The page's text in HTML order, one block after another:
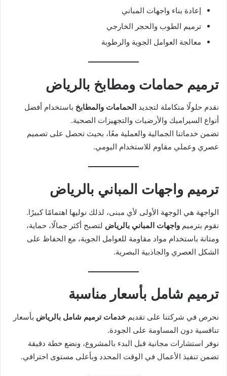
إعادة بناء واجهات المباني
ترميم الطوب والحجر الخارجي
معالجة العوامل الجوية والرطوبة
ترميم حمامات ومطابخ بالرياض
نقدم حلولًا متكاملة لتجديد الحمامات والمطابخ باستخدام أفضل
أنواع السيراميك والأرضيات والتجهيزات الصحية.
تضمن خدماتنا الجمالية والعملية معًا، بحيث تحصل على تصميم
عصري وعملي مقاوم للاستخدام اليومي.
ترميم واجهات المباني بالرياض
الواجهة هي الوجهة الأولى لأي مبنى، لذلك نوليها اهتمامًا كبيرًا.
نقوم بترميم واجهات المباني بالرياض لتصبح أكثر جمالًا، حماية،
ومتانة باستخدام مواد مقاومة للعوامل الجوية، مع الحفاظ على
الشكل العصري والجاذبية البصرية.
ترميم شامل بأسعار مناسبة
نحرص في شركتنا على تقديم خدمات ترميم شامل بالرياض بأسعار
تنافسية دون المساومة على الجودة.
نوفر استشارات مجانية قبل البدء بالمشروع، ونضع خطة دقيقة
تضمن تنفيذ الأعمال في الوقت المحدد وبأعلى مستوى احترافي.